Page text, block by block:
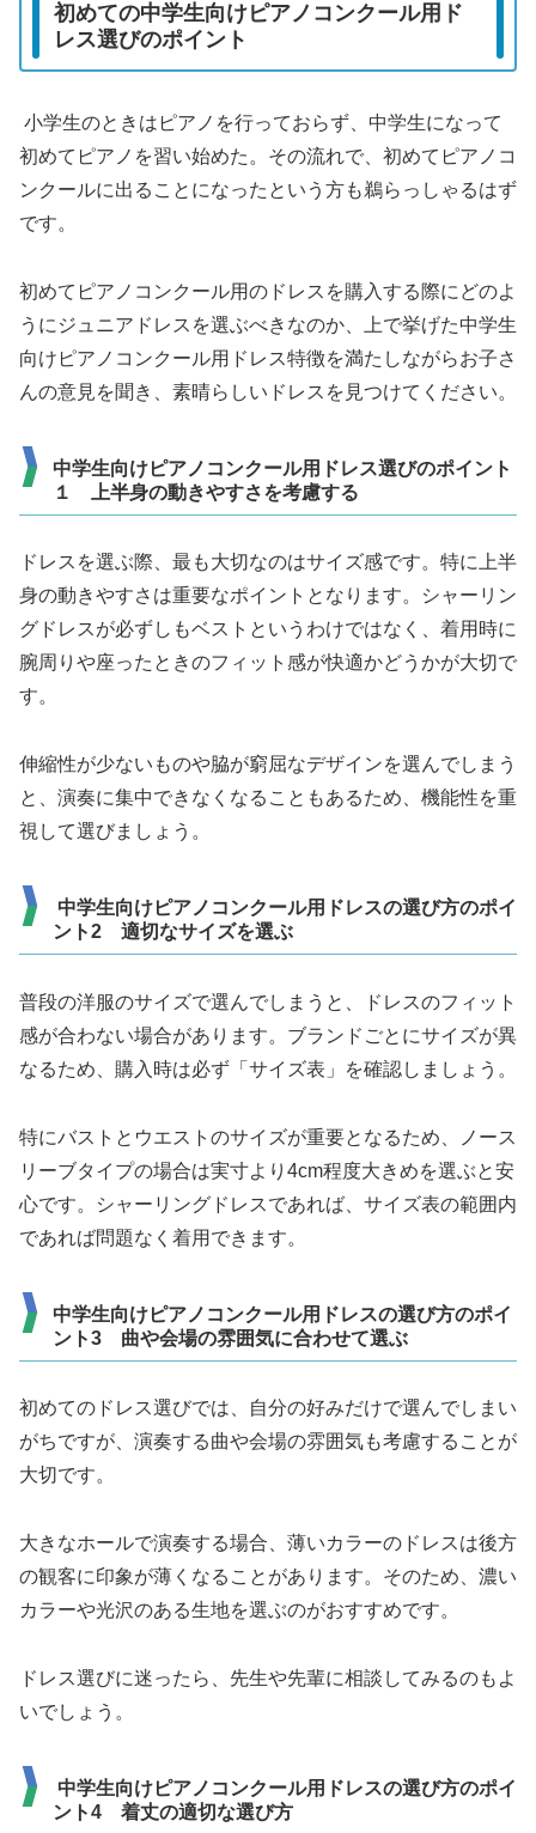
初めての中学生向けピアノコンクール用ド
レス選びのポイント
小学生のときはピアノを行っておらず、中学生になって
初めてピアノを習い始めた。その流れで、初めてピアノコ
ンクールに出ることになったという方も鵜らっしゃるはず
です。
初めてピアノコンクール用のドレスを購入する際にどのよ
うにジュニアドレスを選ぶべきなのか、上で挙げた中学生
向けピアノコンクール用ドレス特徴を満たしながらお子さ
んの意見を聞き、素晴らしいドレスを見つけてください。
中学生向けピアノコンクール用ドレス選びのポイント
１ 上半身の動きやすさを考慮する
ドレスを選ぶ際、最も大切なのはサイズ感です。特に上半
身の動きやすさは重要なポイントとなります。シャーリン
グドレスが必ずしもベストというわけではなく、着用時に
腕周りや座ったときのフィット感が快適かどうかが大切で
す。
伸縮性が少ないものや脇が窮屈なデザインを選んでしまう
と、演奏に集中できなくなることもあるため、機能性を重
視して選びましょう。
中学生向けピアノコンクール用ドレスの選び方のポイ
ント2 適切なサイズを選ぶ
普段の洋服のサイズで選んでしまうと、ドレスのフィット
感が合わない場合があります。ブランドごとにサイズが異
なるため、購入時は必ず「サイズ表」を確認しましょう。
特にバストとウエストのサイズが重要となるため、ノース
リーブタイプの場合は実寸より4cm程度大きめを選ぶと安
心です。シャーリングドレスであれば、サイズ表の範囲内
であれば問題なく着用できます。
中学生向けピアノコンクール用ドレスの選び方のポイ
ント3 曲や会場の雰囲気に合わせて選ぶ
初めてのドレス選びでは、自分の好みだけで選んでしまい
がちですが、演奏する曲や会場の雰囲気も考慮することが
大切です。
大きなホールで演奏する場合、薄いカラーのドレスは後方
の観客に印象が薄くなることがあります。そのため、濃い
カラーや光沢のある生地を選ぶのがおすすめです。
ドレス選びに迷ったら、先生や先輩に相談してみるのもよ
いでしょう。
中学生向けピアノコンクール用ドレスの選び方のポイ
ント4 着丈の適切な選び方